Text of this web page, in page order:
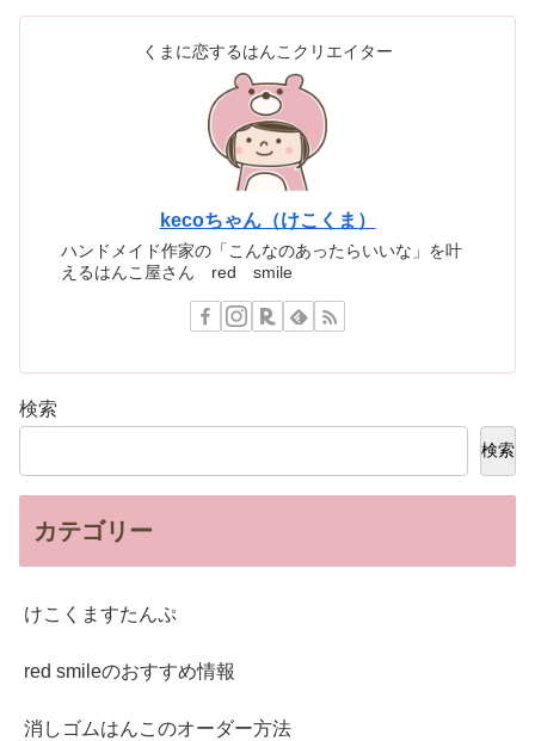
くまに恋するはんこクリエイター
kecoちゃん（けこくま）
ハンドメイド作家の「こんなのあったらいいな」を叶
えるはんこ屋さん red smile
検索
検索
カテゴリー
けこくますたんぷ
red smileのおすすめ情報
消しゴムはんこのオーダー方法